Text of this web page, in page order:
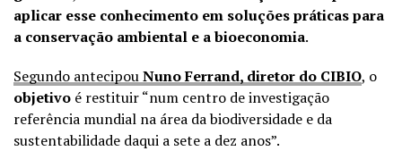
aplicar esse conhecimento em soluções práticas para
a conservação ambiental e a bioeconomia.
Segundo antecipouNuno Ferrand, diretor do CIBIO, o
objetivo é restituir “num centro de investigação
referência mundial na área da biodiversidade e da
sustentabilidade daqui a sete a dez anos”.